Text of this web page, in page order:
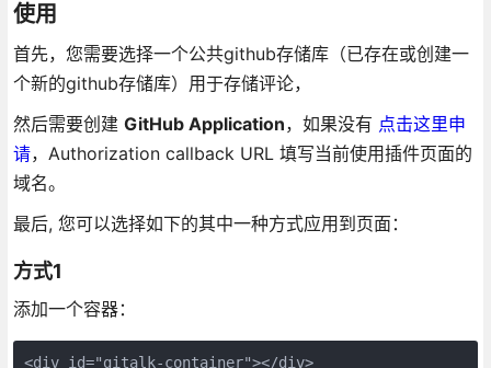
使用
首先，您需要选择一个公共github存储库（已存在或创建一
个新的github存储库）用于存储评论，
然后需要创建 GitHub Application，如果没有 点击这里申
请，Authorization callback URL 填写当前使用插件页面的
域名。
最后, 您可以选择如下的其中一种方式应用到页面：
方式1
添加一个容器：
<div id="gitalk-container"></div>